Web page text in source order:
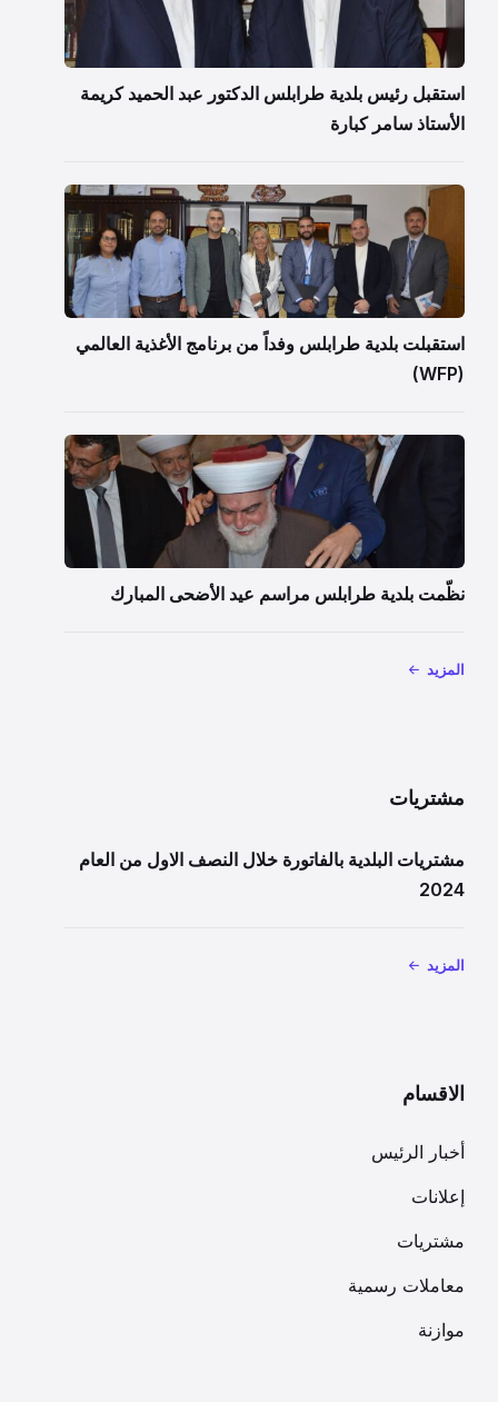
استقبل رئيس بلدية طرابلس الدكتور عبد الحميد كريمة
الأستاذ سامر كبارة
استقبلت بلدية طرابلس وفداً من برنامج الأغذية العالمي
(WFP)
نظّمت بلدية طرابلس مراسم عيد الأضحى المبارك
المزيد
مشتريات
مشتريات البلدية بالفاتورة خلال النصف الاول من العام
2024
المزيد
الاقسام
أخبار الرئيس
إعلانات
مشتريات
معاملات رسمية
موازنة